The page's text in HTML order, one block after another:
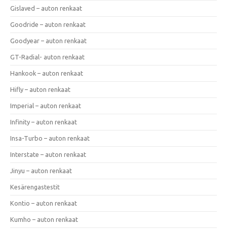
Gislaved – auton renkaat
Goodride – auton renkaat
Goodyear – auton renkaat
GT-Radial- auton renkaat
Hankook – auton renkaat
Hifly – auton renkaat
Imperial – auton renkaat
Infinity – auton renkaat
Insa-Turbo – auton renkaat
Interstate – auton renkaat
Jinyu – auton renkaat
Kesärengastestit
Kontio – auton renkaat
Kumho – auton renkaat